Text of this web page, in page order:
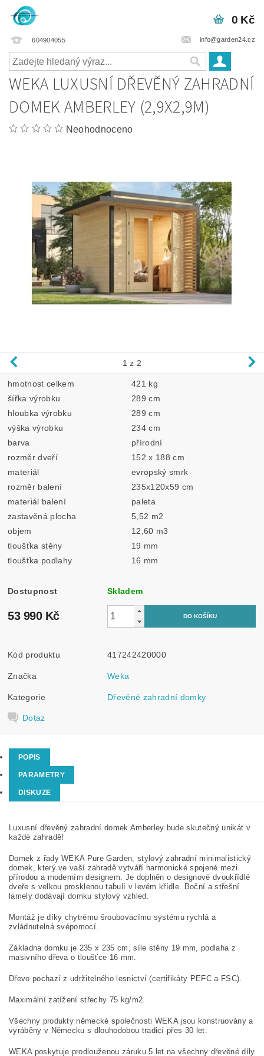
604904055 info@garden24.cz
0 Kč
WEKA LUXUSNÍ DŘEVĚNÝ ZAHRADNÍ
DOMEK AMBERLEY (2,9X2,9M)
Neohodnoceno
1 z 2
hmotnost celkem
421 kg
šířka výrobku
289 cm
hloubka výrobku
289 cm
výška výrobku
234 cm
barva
přírodní
rozměr dveří
152 x 188 cm
materiál
evropský smrk
rozměr balení
235x120x59 cm
materiál balení
paleta
zastavěná plocha
5,52 m2
objem
12,60 m3
tloušťka stěny
19 mm
tloušťka podlahy
16 mm
Dostupnost Skladem
53 990 Kč
Kód produktu 417242420000
Značka Weka
Kategorie Dřevěné zahradní domky
Dotaz
POPIS
PARAMETRY
DISKUZE
Luxusní dřevěný zahradní domek Amberley bude skutečný unikát v
každé zahradě!
Domek z řady WEKA Pure Garden, stylový zahradní minimalistický
domek, který ve vaší zahradě vytváří harmonické spojené mezi
přírodou a moderním designem. Je doplněn o designové dvoukřídlé
dveře s velkou prosklenou tabulí v levém křídle. Boční a střešní
lamely dodávají domku stylový vzhled.
Montáž je díky chytrému šroubovacímu systému rychlá a
zvládnutelná svépomocí.
Základna domku je 235 x 235 cm, síle stěny 19 mm, podlaha z
masivního dřeva o tloušťce 16 mm.
Dřevo pochazí z udržitelného lesnictví (certifikáty PEFC a FSC).
Maximální zatížení střechy 75 kg/m2.
Všechny produkty německé společnosti WEKA jsou konstruovány a
vyráběny v Německu s dlouhodobou tradicí přes 30 let.
WEKA poskytuje prodlouženou záruku 5 let na všechny dřevěné díly